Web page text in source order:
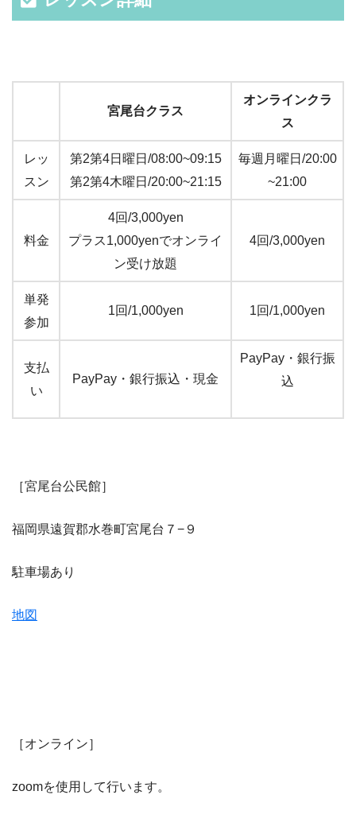
宮尾台クラス
オンラインクラ
ス
レッ
スン
第2第4日曜日/08:00~09:15
第2第4木曜日/20:00~21:15
毎週月曜日/20:00
~21:00
料金
4回/3,000yen
プラス1,000yenでオンライ
ン受け放題
4回/3,000yen
単発
参加
1回/1,000yen 1回/1,000yen
支払
い
PayPay・銀行振込・現金
PayPay・銀行振
込
［宮尾台公民館］
福岡県遠賀郡水巻町宮尾台７−９
駐車場あり
地図
［オンライン］
zoomを使用して行います。